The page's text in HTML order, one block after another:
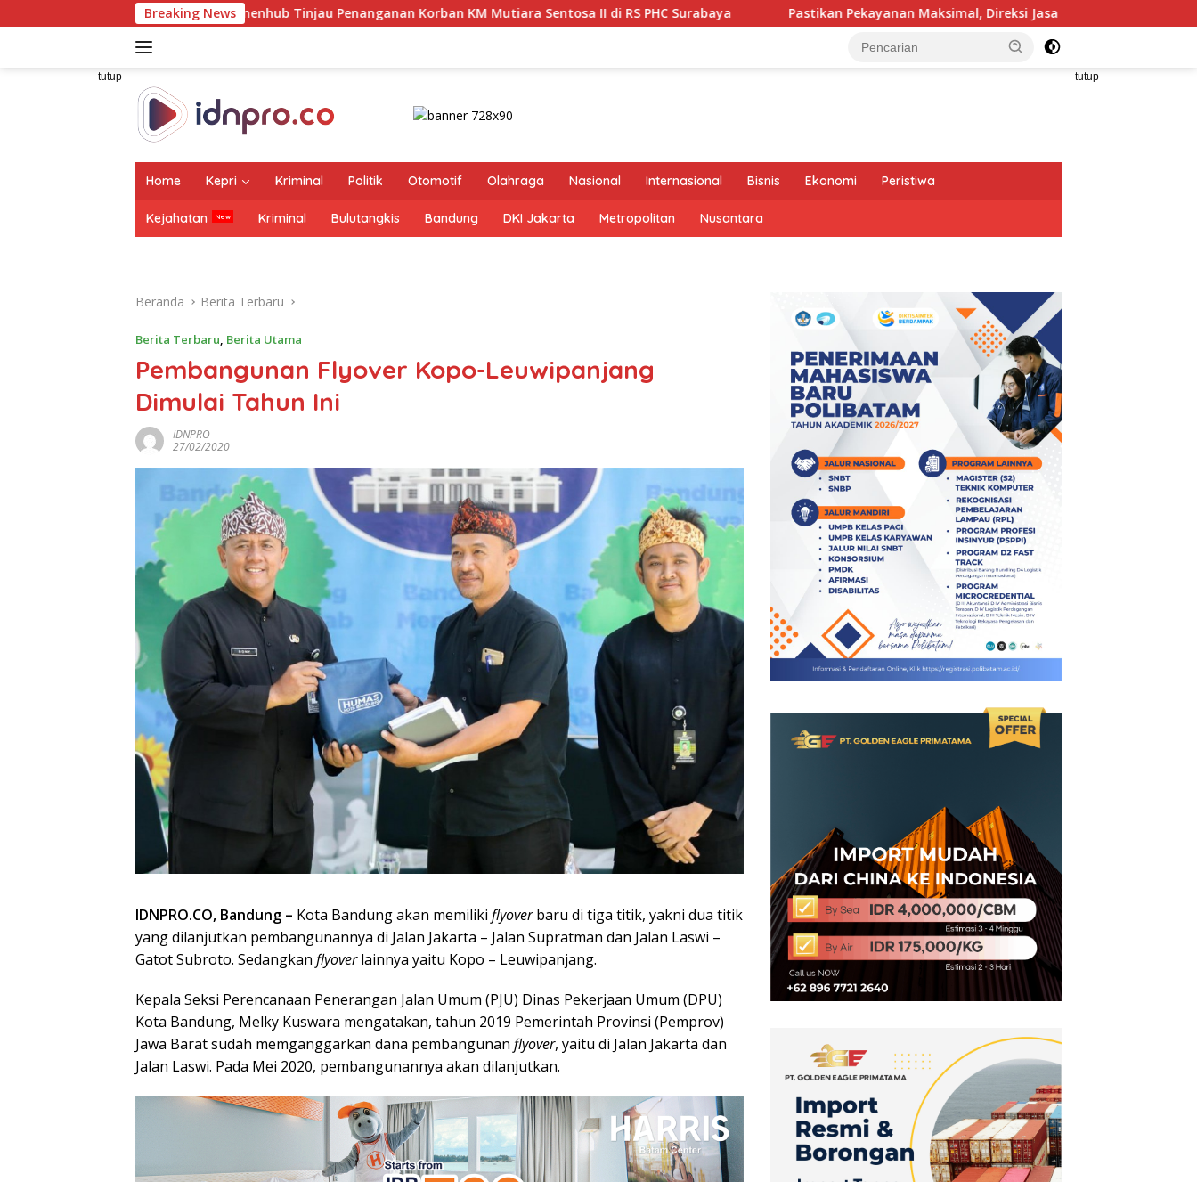
ke
Breaking News
Wamenhub Tinjau Penanganan Korban KM Mutiara Sentosa II di RS PHC Surabaya Pastikan Pekayanan Maksimal, Direksi Jasa Raharja Tinjau Korban Kebakaran KM Mutiara
tutup tutup
Home Kepri Kriminal Politik Otomotif Olahraga Nasional Internasional Bisnis Ekonomi Peristiwa
Kejahatan Kriminal Bulutangkis Bandung DKI Jakarta Metropolitan Nusantara
Beranda Berita Terbaru
Berita Terbaru, Berita Utama
Pembangunan Flyover Kopo-Leuwipanjang
Dimulai Tahun Ini
IDNPRO
27/02/2020
IDNPRO.CO, Bandung – Kota Bandung akan memiliki flyoverbaru di tiga titik, yakni dua titik
yang dilanjutkan pembangunannya di Jalan Jakarta – Jalan Supratman dan Jalan Laswi –
Gatot Subroto. Sedangkan flyoverlainnya yaitu Kopo – Leuwipanjang.
Kepala Seksi Perencanaan Penerangan Jalan Umum (PJU) Dinas Pekerjaan Umum (DPU)
Kota Bandung, Melky Kuswara mengatakan, tahun 2019 Pemerintah Provinsi (Pemprov)
Jawa Barat sudah memganggarkan dana pembangunan flyover, yaitu di Jalan Jakarta dan
Jalan Laswi. Pada Mei 2020, pembangunannya akan dilanjutkan.